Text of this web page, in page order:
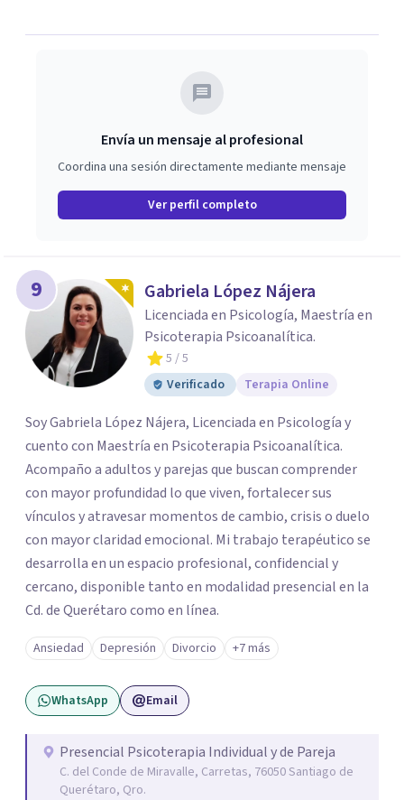
Envía un mensaje al profesional
Coordina una sesión directamente mediante mensaje
Ver perfil completo
9 Gabriela López Nájera
Licenciada en Psicología, Maestría en
Psicoterapia Psicoanalítica.
5 / 5
Verificado
Terapia Online
Soy Gabriela López Nájera, Licenciada en Psicología y
cuento con Maestría en Psicoterapia Psicoanalítica.
Acompaño a adultos y parejas que buscan comprender
con mayor profundidad lo que viven, fortalecer sus
vínculos y atravesar momentos de cambio, crisis o duelo
con mayor claridad emocional. Mi trabajo terapéutico se
desarrolla en un espacio profesional, confidencial y
cercano, disponible tanto en modalidad presencial en la
Cd. de Querétaro como en línea.
Ansiedad Depresión Divorcio +7 más
WhatsApp Email
Presencial Psicoterapia Individual y de Pareja
C. del Conde de Miravalle, Carretas, 76050 Santiago de
Querétaro, Qro.